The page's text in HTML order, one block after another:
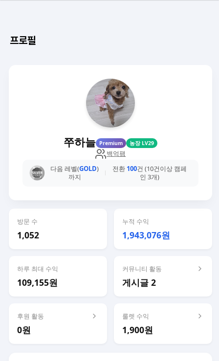
프로필
쭈하늘 Premium 농장 LV29
백억팸
다음 레벨(GOLD)
까지
전환 100건 (10건이상 캠페
인 3개)
방문 수
1,052
누적 수익
1,943,076원
하루 최대 수익
109,155원
커뮤니티 활동
게시글 2
후원 활동
0원
룰렛 수익
1,900원